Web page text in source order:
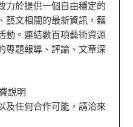
力於提供一個自由穩定的
藝文相關的最新資訊，藉
動。連結數百項藝術資源
專題報導、評論、文章深
說明
及任何合作可能，請洽來